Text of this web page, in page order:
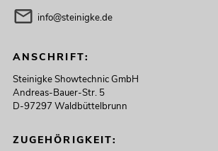
info@steinigke.de
ANSCHRIFT:
Steinigke Showtechnic GmbH
Andreas-Bauer-Str. 5
D-97297 Waldbüttelbrunn
ZUGEHÖRIGKEIT: